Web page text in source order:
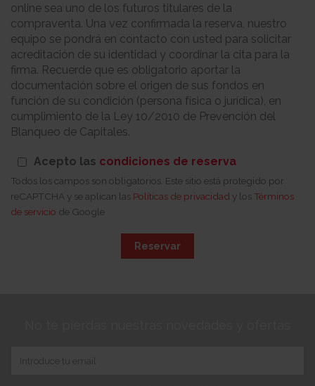
online sea uno de los futuros titulares de la
compraventa. Una vez confirmada la reserva, nuestro
equipo se pondrá en contacto con usted para solicitar
acreditación de su identidad y coordinar la cita para la
firma. Recuerde que es obligatorio aportar la
documentación sobre el origen de sus fondos en
función de su condición (persona física o jurídica), en
cumplimiento de la Ley 10/2010 de Prevención del
Blanqueo de Capitales.
Acepto las condiciones de reserva
Todos los campos son obligatorios. Este sitio está protegido por
reCAPTCHA y se aplican las Políticas de privacidad y los Términos
de servicio de Google
Reservar